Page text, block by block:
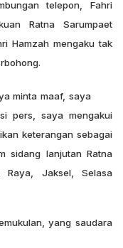
telepon, Fahri
Ratna Sarumpaet
Hamzah mengaku tak
minta maaf, saya
pers, saya mengakui
keterangan sebagai
sidang lanjutan Ratna
Jaksel, Selasa
yang saudara